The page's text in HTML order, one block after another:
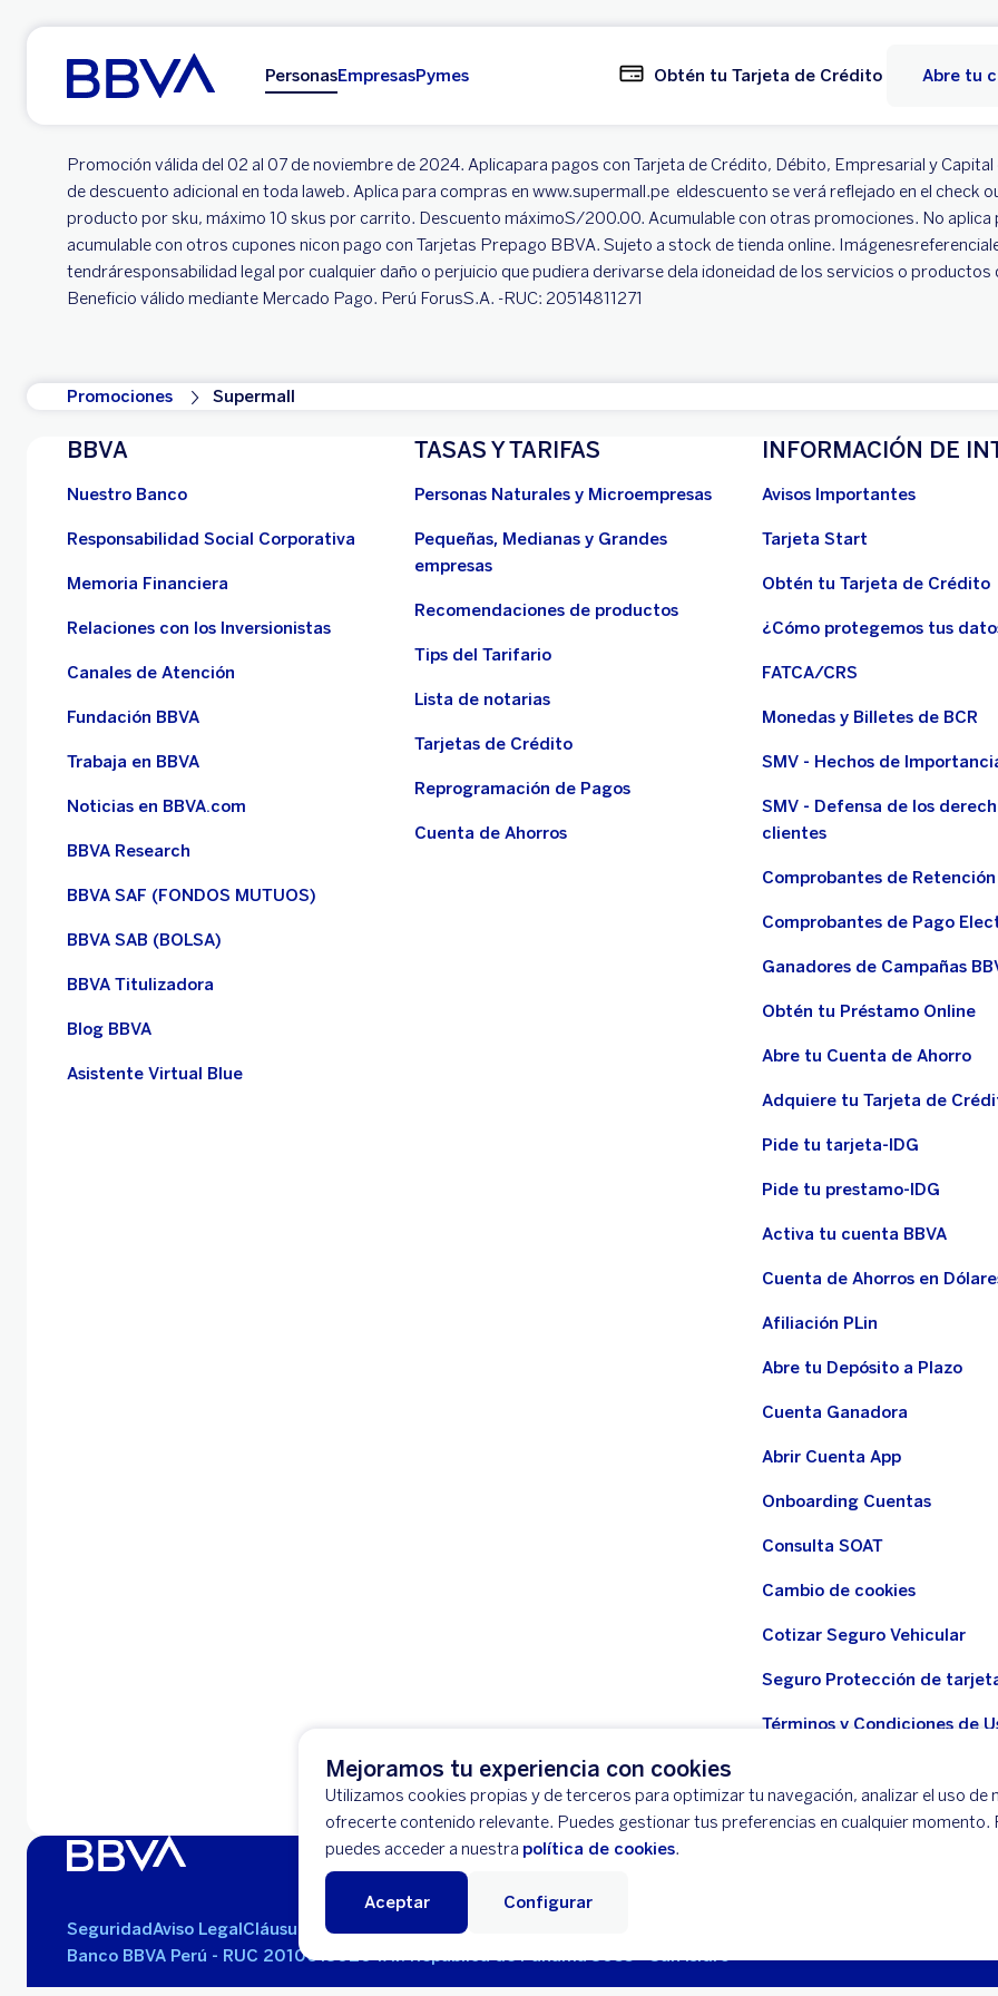
Mejoramos tu experiencia con cookies
Utilizamos cookies propias y de terceros para optimizar tu navegación, analizar el uso de
ofrecerte contenido relevante. Puedes gestionar tus preferencias en cualquier momento.
puedes acceder a nuestra política de cookies.
Aceptar Configurar
Ir al contenido principal
PersonasEmpresasPymes Obtén tu Tarjeta de Crédito Abre tu
Promoción válida del 02 al 07 de noviembre de 2024. Aplicapara pagos con Tarjeta de Crédito, Débito, Empresarial y
de descuento adicional en toda laweb. Aplica para compras en www.supermall.pe eldescuento se verá reflejado en el check
producto por sku, máximo 10 skus por carrito. Descuento máximoS/200.00. Acumulable con otras promociones. No aplica
acumulable con otros cupones nicon pago con Tarjetas Prepago BBVA. Sujeto a stock de tienda online.
tendráresponsabilidad legal por cualquier daño o perjuicio que pudiera derivarse dela idoneidad de los servicios o
Beneficio válido mediante Mercado Pago. Perú ForusS.A. -RUC: 20514811271
Promociones Supermall
BBVA
Nuestro Banco
Responsabilidad Social Corporativa
Memoria Financiera
Relaciones con los Inversionistas
Canales de Atención
Fundación BBVA
Trabaja en BBVA
Noticias en BBVA.com
BBVA Research
BBVA SAF (FONDOS MUTUOS)
BBVA SAB (BOLSA)
BBVA Titulizadora
Blog BBVA
Asistente Virtual Blue
TASAS Y TARIFAS
Personas Naturales y Microempresas
Pequeñas, Medianas y Grandes
empresas
Recomendaciones de productos
Tips del Tarifario
Lista de notarias
Tarjetas de Crédito
Reprogramación de Pagos
Cuenta de Ahorros
INFORMACIÓN DE
Avisos Importantes
Tarjeta Start
Obtén tu Tarjeta de Crédito
¿Cómo protegemos tus
FATCA/CRS
Monedas y Billetes de BCR
SMV - Hechos de
SMV - Defensa de los
clientes
Comprobantes de Retención
Comprobantes de Pago
Ganadores de Campañas
Obtén tu Préstamo Online
Abre tu Cuenta de Ahorro
Adquiere tu Tarjeta de
Pide tu tarjeta-IDG
Pide tu prestamo-IDG
Activa tu cuenta BBVA
Cuenta de Ahorros en
Afiliación PLin
Abre tu Depósito a Plazo
Cuenta Ganadora
Abrir Cuenta App
Onboarding Cuentas
Consulta SOAT
Cambio de cookies
Cotizar Seguro Vehicular
Seguro Protección de
Términos y Condiciones de
Seguro Protección de
Seguridad
SeguridadAviso LegalCláusulas Generales de Contratación
Banco BBVA Perú - RUC 20100130204Av. República de Panamá 3055 - San Isidro